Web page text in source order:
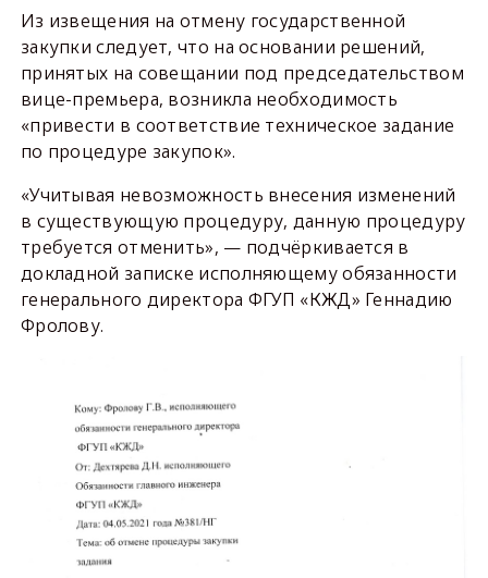
Из извещения на отмену государственной
закупки следует, что на основании решений,
принятых на совещании под председательством
вице-премьера, возникла необходимость
«привести в соответствие техническое задание
по процедуре закупок».
«Учитывая невозможность внесения изменений
в существующую процедуру, данную процедуру
требуется отменить», — подчёркивается в
докладной записке исполняющему обязанности
генерального директора ФГУП «КЖД» Геннадию
Фролову.